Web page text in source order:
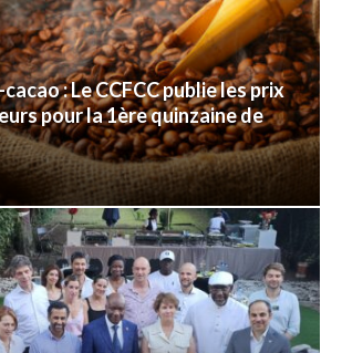
: Le CCFCC publie les prix
pour la 1ère quinzaine de